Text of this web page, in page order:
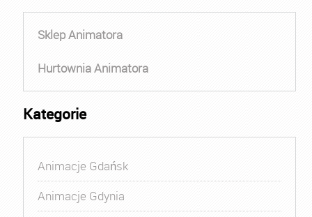
Sklep Animatora
Hurtownia Animatora
Kategorie
Animacje Gdańsk
Animacje Gdynia